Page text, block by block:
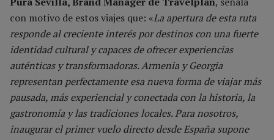
con motivo de estos viajes que: «La apertura de esta ruta
responde al creciente interés por destinos con una fuerte
identidad cultural y capaces de ofrecer experiencias
auténticas y transformadoras. Armenia y Georgia
representan perfectamente esa nueva forma de viajar más
pausada, más experiencial y conectada con la historia, la
gastronomía y las tradiciones locales. Para nosotros,
inaugurar el primer vuelo directo desde España supone